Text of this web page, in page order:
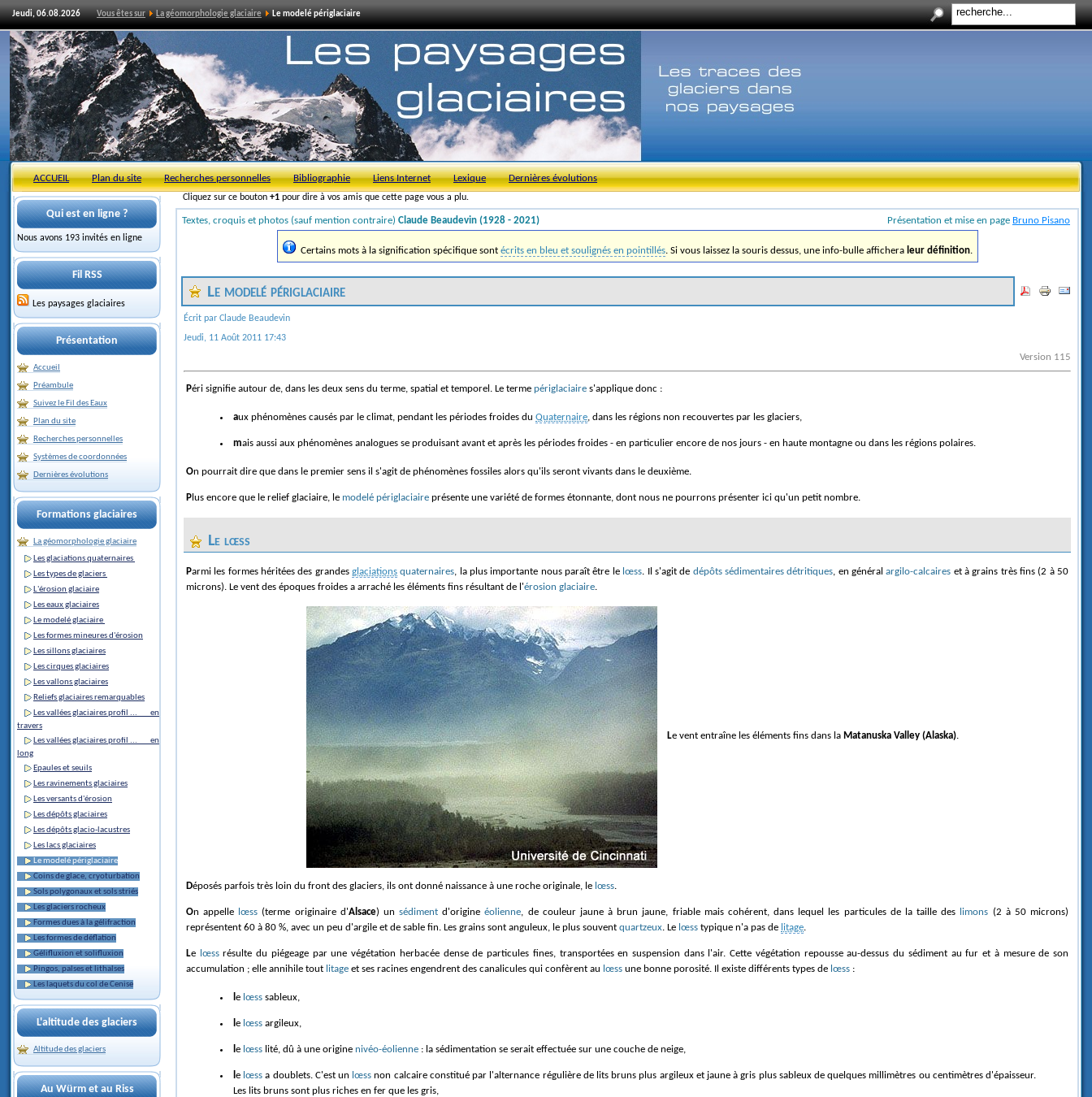
Jeudi, 06.08.2026 Vous êtes sur La géomorphologie glaciaire Le modelé périglaciaire
ACCUEIL Plan du site Recherches personnelles Bibliographie Liens Internet Lexique Dernières évolutions
Cliquez sur ce bouton +1 pour dire à vos amis que cette page vous a plu.
Qui est en ligne ?
Nous avons 193 invités en ligne
Fil RSS
Les paysages glaciaires
Présentation
Accueil
Préambule
Suivez le Fil des Eaux
Plan du site
Recherches personnelles
Systèmes de coordonnées
Dernières évolutions
Formations glaciaires
La géomorphologie glaciaire
Les glaciations quaternaires
Les types de glaciers
L'érosion glaciaire
Les eaux glaciaires
Le modelé glaciaire
Les formes mineures d'érosion
Les sillons glaciaires
Les cirques glaciaires
Les vallons glaciaires
Reliefs glaciaires remarquables
Les vallées glaciaires profil ... en
travers
Les vallées glaciaires profil ... en
long
Epaules et seuils
Les ravinements glaciaires
Les versants d'érosion
Les dépôts glaciaires
Les dépôts glacio-lacustres
Les lacs glaciaires
Le modelé périglaciaire
Coins de glace, cryoturbation
Sols polygonaux et sols striés
Les glaciers rocheux
Formes dues à la gélifraction
Les formes de déflation
Gélifluxion et solifluxion
Pingos, palses et lithalses
Les laquets du col de Cenise
L'altitude des glaciers
Altitude des glaciers
Au Würm et au Riss
Textes, croquis et photos (sauf mention contraire) Claude Beaudevin (1928 - 2021) Présentation et mise en page Bruno Pisano
Certains mots à la signification spécifique sont écrits en bleu et soulignés en pointillés. Si vous laissez la souris dessus, une info-bulle affichera leur définition.
Le modelé périglaciaire
Écrit par Claude Beaudevin
Jeudi, 11 Août 2011 17:43
Version 115
Péri signifie autour de, dans les deux sens du terme, spatial et temporel. Le terme périglaciaire s'applique donc :
aux phénomènes causés par le climat, pendant les périodes froides du Quaternaire , dans les régions non recouvertes par les glaciers,
mais aussi aux phénomènes analogues se produisant avant et après les périodes froides - en particulier encore de nos jours - en haute montagne ou dans les régions polaires.
On pourrait dire que dans le premier sens il s'agit de phénomènes fossiles alors qu'ils seront vivants dans le deuxième.
Plus encore que le relief glaciaire, le modelé périglaciaire présente une variété de formes étonnante, dont nous ne pourrons présenter ici qu'un petit nombre.
Le lœss
Parmi les formes héritées des grandesglaciations quaternaires, la plus importante nous paraît être le lœss. Il s'agit de dépôts sédimentaires détritiques, en généralargilo-calcaires et à grains très fins (2 à 50
microns). Le vent des époques froides a arraché les éléments fins résultant de l'érosion glaciaire.
Le vent entraîne les éléments fins dans la Matanuska Valley (Alaska).
Déposés parfois très loin du front des glaciers, ils ont donné naissance à une roche originale, le lœss.
On appelle lœss (terme originaire d'Alsace) unsédiment d'origineéolienne, de couleur jaune à brun jaune, friable mais cohérent, dans lequel les particules de la taille des limons (2 à 50 microns)
représentent 60 à 80 %, avec un peu d'argile et de sable fin. Les grains sont anguleux, le plus souvent quartzeux. Le lœss typique n'a pas de litage.
Le lœssrésulte du piégeage par une végétation herbacée dense de particules fines, transportées en suspension dans l'air. Cette végétation repousse au-dessus du sédiment au fur et à mesure de son
accumulation ; elle annihile tout litage et ses racines engendrent des canalicules qui confèrent au lœss une bonne porosité. Il existe différents types de lœss :
le lœss sableux,
le lœss argileux,
le lœss lité, dû à une origine nivéo-éolienne : la sédimentation se serait effectuée sur une couche de neige,
le lœss a doublets. C'est un lœss non calcaire constitué par l'alternance régulière de lits bruns plus argileux et jaune à gris plus sableux de quelques millimètres ou centimètres d'épaisseur.
Les lits bruns sont plus riches en fer que les gris,